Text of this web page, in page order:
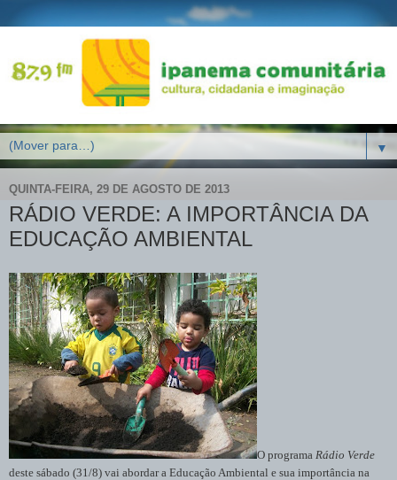
▼
QUINTA-FEIRA, 29 DE AGOSTO DE 2013
RÁDIO VERDE: A IMPORTÂNCIA DA
EDUCAÇÃO AMBIENTAL
O programa Rádio Verde
deste sábado (31/8) vai abordar a Educação Ambiental e sua importância na